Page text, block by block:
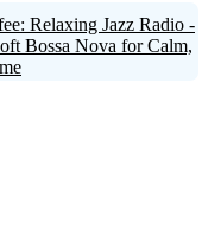
Relaxing Jazz Radio -
Bossa Nova for Calm,